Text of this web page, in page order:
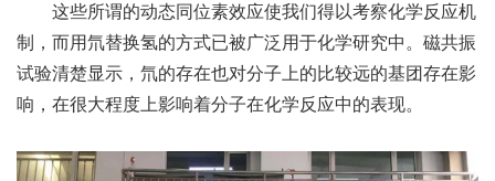
这些所谓的动态同位素效应使我们得以考察化学反应机
制，而用氘替换氢的方式已被广泛用于化学研究中。磁共振
试验清楚显示，氘的存在也对分子上的比较远的基团存在影
响，在很大程度上影响着分子在化学反应中的表现。